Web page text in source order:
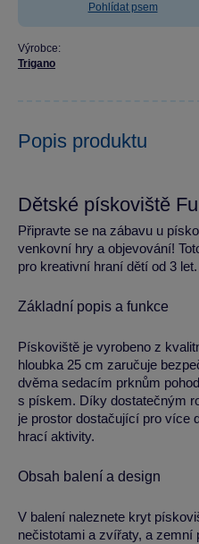
Pohlídat psem
Výrobce:
Trigano
Popis produktu
Dětské pískoviště
Připravte se na zábavu u
venkovní hry a objevování!
pro kreativní hraní dětí od 3 let.
Základní popis a funkce
Pískoviště je vyrobeno z
hloubka 25 cm zaručuje
dvěma sedacím prknům
s pískem. Díky dostatečným
je prostor dostačující pro více
hrací aktivity.
Obsah balení a design
V balení naleznete kryt
nečistotami a zvířaty, a zemní